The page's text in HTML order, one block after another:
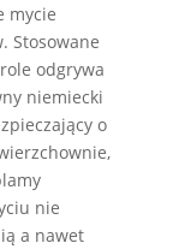
mycie
Stosowane
odgrywa
niemiecki
o
nie
a nawet